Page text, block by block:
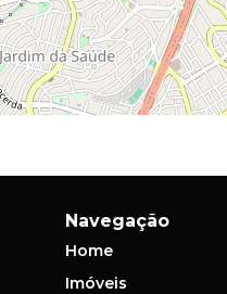
Navegação
Home
Imóveis